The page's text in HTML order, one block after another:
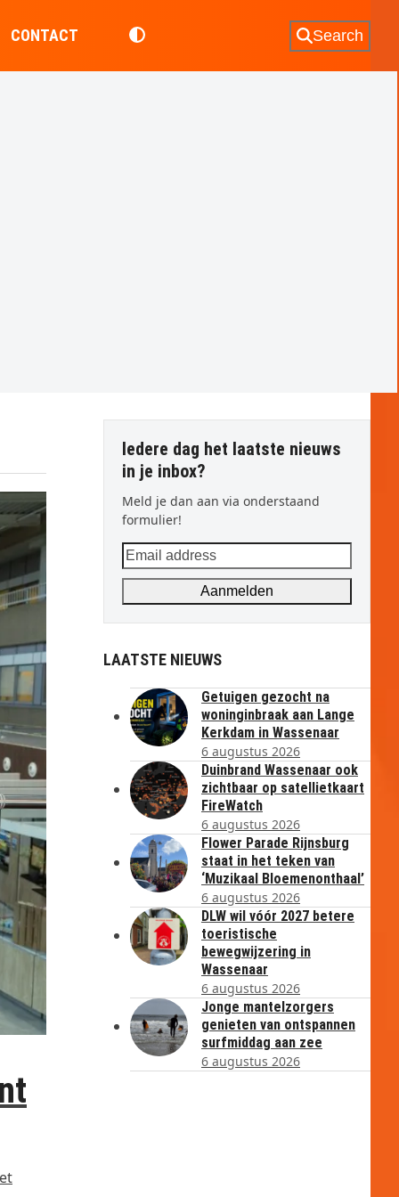
CONTACT Search
Iedere dag het laatste nieuws
in je inbox?
Meld je dan aan via onderstaand
formulier!
Email
address
Aanmelden
LAATSTE NIEUWS
Getuigen gezocht na
woninginbraak aan Lange
Kerkdam in Wassenaar
6 augustus 2026
Duinbrand Wassenaar ook
zichtbaar op satellietkaart
FireWatch
6 augustus 2026
Flower Parade Rijnsburg
staat in het teken van
‘Muzikaal Bloemenonthaal’
6 augustus 2026
DLW wil vóór 2027 betere
toeristische
bewegwijzering in
Wassenaar
6 augustus 2026
Jonge mantelzorgers
genieten van ontspannen
surfmiddag aan zee
6 augustus 2026